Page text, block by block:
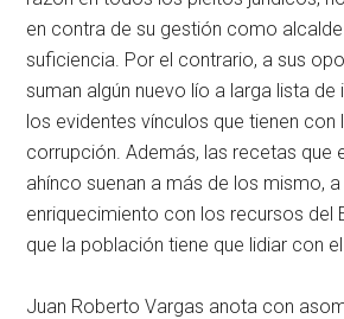
en contra de su gestión como
suficiencia. Por el contrario, a sus
suman algún nuevo lío a larga lista
los evidentes vínculos que tienen con
corrupción. Además, las recetas que
ahínco suenan a más de los mismo,
enriquecimiento con los recursos del
que la población tiene que lidiar con
Juan Roberto Vargas anota con